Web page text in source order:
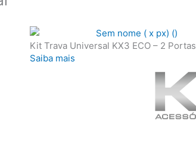
Kit Trava Universal KX3 ECO – 2 Portas
Saiba mais